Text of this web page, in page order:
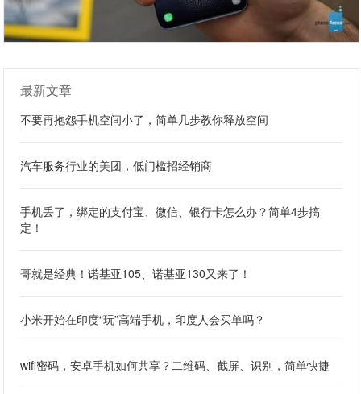
最新文章
不要再抱怨手机空间小了，简单几步教你释放空间
汽车服务行业的美团，低门槛招经销商
手机丢了，绑定的支付宝、微信、银行卡怎么办？简单4步搞
定！
哥就是经典！诺基亚105、诺基亚130又来了！
小米开始在印度“玩”高端手机，印度人会买单吗？
wifi密码，安卓手机如何共享？二维码、截屏、识别，简单快捷